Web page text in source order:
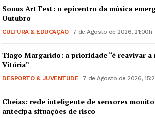
Sonus Art Fest: o epicentro da música
Outubro
CULTURA & EDUCAÇÃO 7 de Agosto de 2026, 21:00h
Tiago Margarido: a prioridade “é reavivar a
Vitória”
DESPORTO & JUVENTUDE 7 de Agosto de 2026,
Cheias: rede inteligente de sensores
antecipa situações de risco